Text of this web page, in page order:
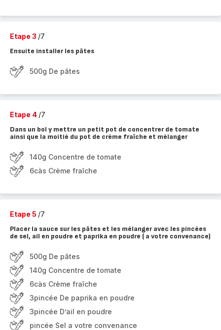
Etape 3 /7
Ensuite installer les pâtes
500g De pâtes
Etape 4 /7
Dans un bol y mettre un petit pot de concentrer de tomate
ainsi que la moitié du pot de crème fraîche et mélanger
140g Concentre de tomate
6càs Crème fraîche
Etape 5 /7
Placer la sauce sur les pâtes et les mélanger avec les pincées
de sel, ail en poudre et paprika en poudre ( a votre convenance)
500g De pâtes
140g Concentre de tomate
6càs Crème fraîche
3pincée De paprika en poudre
3pincée D’ail en poudre
pincée Sel a votre convenance